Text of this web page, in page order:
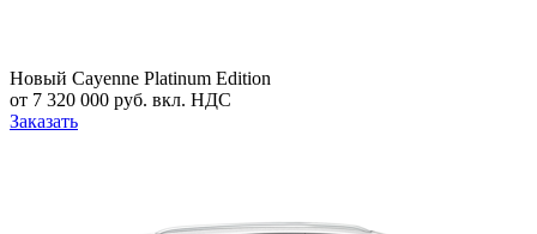
Новый Cayenne Platinum Edition
от 7 320 000 руб. вкл. НДС
Заказать